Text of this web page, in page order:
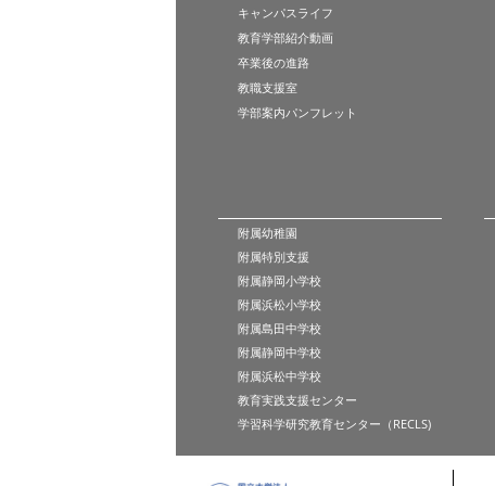
キャンパスライフ
教育学部紹介動画
卒業後の進路
教職支援室
学部案内パンフレット
附属幼稚園
附属特別支援
附属静岡小学校
附属浜松小学校
附属島田中学校
附属静岡中学校
附属浜松中学校
教育実践支援センター
学習科学研究教育センター（RECLS)